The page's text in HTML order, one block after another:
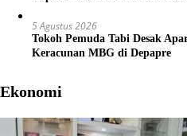
5 Agustus 2026
Tokoh Pemuda Tabi Desak
Keracunan MBG di Depapre
Ekonomi